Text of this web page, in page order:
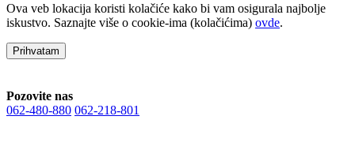
Ova veb lokacija koristi kolačiće kako bi vam osigurala najbolje
iskustvo. Saznajte više o cookie-ima (kolačićima) ovde.
Prihvatam
Pozovite nas
062-480-880 062-218-801